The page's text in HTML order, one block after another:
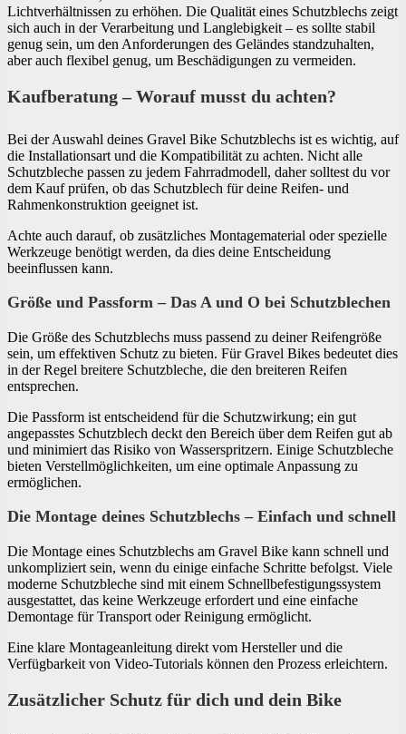
Lichtverhältnissen zu erhöhen. Die Qualität eines Schutzblechs zeigt
sich auch in der Verarbeitung und Langlebigkeit – es sollte stabil
genug sein, um den Anforderungen des Geländes standzuhalten,
aber auch flexibel genug, um Beschädigungen zu vermeiden.
Kaufberatung – Worauf musst du achten?
Bei der Auswahl deines Gravel Bike Schutzblechs ist es wichtig, auf
die Installationsart und die Kompatibilität zu achten. Nicht alle
Schutzbleche passen zu jedem Fahrradmodell, daher solltest du vor
dem Kauf prüfen, ob das Schutzblech für deine Reifen- und
Rahmenkonstruktion geeignet ist.
Achte auch darauf, ob zusätzliches Montagematerial oder spezielle
Werkzeuge benötigt werden, da dies deine Entscheidung
beeinflussen kann.
Größe und Passform – Das A und O bei Schutzblechen
Die Größe des Schutzblechs muss passend zu deiner Reifengröße
sein, um effektiven Schutz zu bieten. Für Gravel Bikes bedeutet dies
in der Regel breitere Schutzbleche, die den breiteren Reifen
entsprechen.
Die Passform ist entscheidend für die Schutzwirkung; ein gut
angepasstes Schutzblech deckt den Bereich über dem Reifen gut ab
und minimiert das Risiko von Wasserspritzern. Einige Schutzbleche
bieten Verstellmöglichkeiten, um eine optimale Anpassung zu
ermöglichen.
Die Montage deines Schutzblechs – Einfach und schnell
Die Montage eines Schutzblechs am Gravel Bike kann schnell und
unkompliziert sein, wenn du einige einfache Schritte befolgst. Viele
moderne Schutzbleche sind mit einem Schnellbefestigungssystem
ausgestattet, das keine Werkzeuge erfordert und eine einfache
Demontage für Transport oder Reinigung ermöglicht.
Eine klare Montageanleitung direkt vom Hersteller und die
Verfügbarkeit von Video-Tutorials können den Prozess erleichtern.
Zusätzlicher Schutz für dich und dein Bike